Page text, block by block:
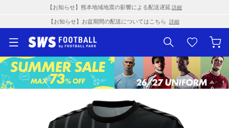
【お知らせ】熊本地域地震の影響による配送遅延 詳細
【お知らせ】お盆期間の配送についてはこちら 詳細